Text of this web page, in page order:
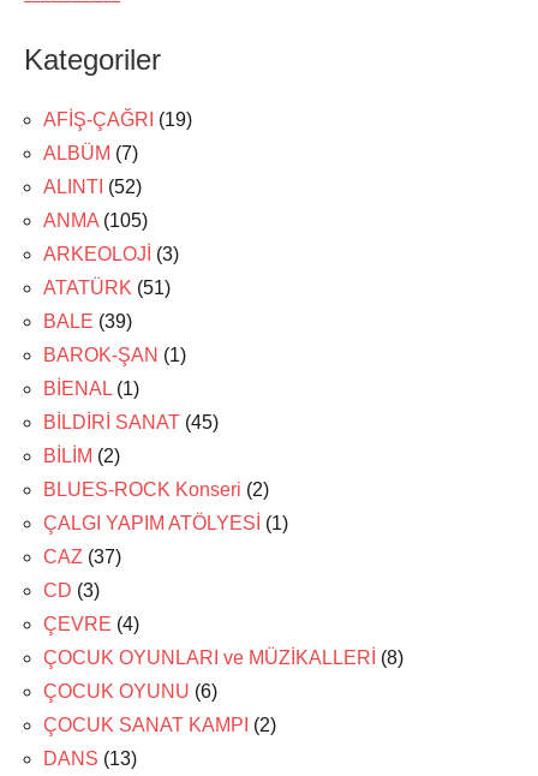
Kategoriler
AFİŞ-ÇAĞRI (19)
ALBÜM (7)
ALINTI (52)
ANMA (105)
ARKEOLOJİ (3)
ATATÜRK (51)
BALE (39)
BAROK-ŞAN (1)
BİENAL (1)
BİLDİRİ SANAT (45)
BİLİM (2)
BLUES-ROCK Konseri (2)
ÇALGI YAPIM ATÖLYESİ (1)
CAZ (37)
CD (3)
ÇEVRE (4)
ÇOCUK OYUNLARI ve MÜZİKALLERİ (8)
ÇOCUK OYUNU (6)
ÇOCUK SANAT KAMPI (2)
DANS (13)